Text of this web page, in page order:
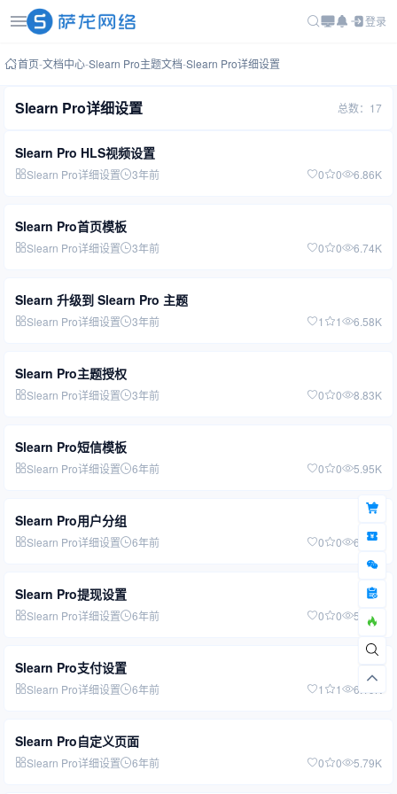
登录
首页-文档中心-Slearn Pro主题文档-Slearn Pro详细设置
Slearn Pro详细设置 总数：17
Slearn Pro HLS视频设置
Slearn Pro详细设置 3年前 0 0 6.86K
Slearn Pro首页模板
Slearn Pro详细设置 3年前 0 0 6.74K
Slearn 升级到 Slearn Pro 主题
Slearn Pro详细设置 3年前 1 1 6.58K
Slearn Pro主题授权
Slearn Pro详细设置 3年前 0 0 8.83K
Slearn Pro短信模板
Slearn Pro详细设置 6年前 0 0 5.95K
Slearn Pro用户分组
Slearn Pro详细设置 6年前 0 0 6.03K
Slearn Pro提现设置
Slearn Pro详细设置 6年前 0 0 5.84K
Slearn Pro支付设置
Slearn Pro详细设置 6年前 1 1 6.19K
Slearn Pro自定义页面
Slearn Pro详细设置 6年前 0 0 5.79K